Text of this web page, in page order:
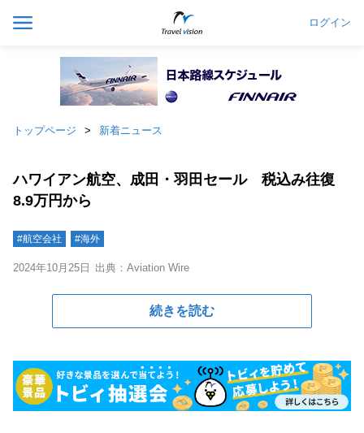
ログイン
トップページ 新着ニュース
ハワイアン航空、成田・羽田セール 税込み往復
8.9万円から
#航空会社 #海外
2024年10月25日 出典：Aviation Wire
続きを読む